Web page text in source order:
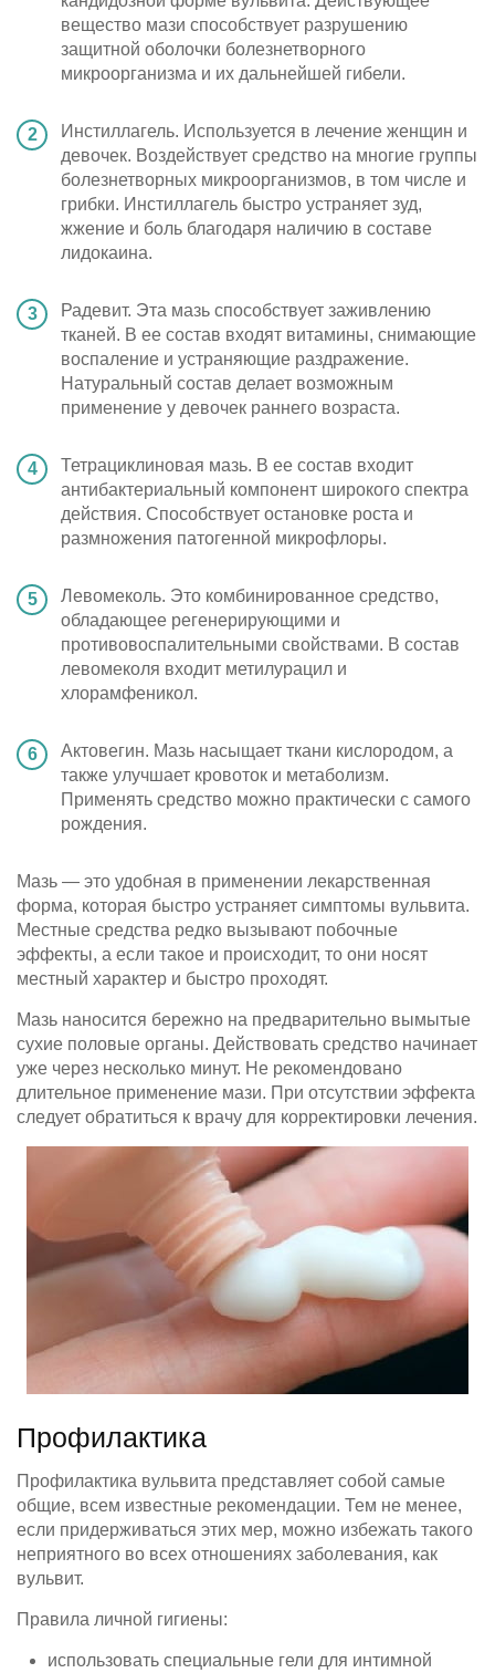
вещество мази способствует разрушению
защитной оболочки болезнетворного
микроорганизма и их дальнейшей гибели.
Инстиллагель. Используется в лечение женщин и
девочек. Воздействует средство на многие группы
болезнетворных микроорганизмов, в том числе и
грибки. Инстиллагель быстро устраняет зуд,
жжение и боль благодаря наличию в составе
лидокаина.
Радевит. Эта мазь способствует заживлению
тканей. В ее состав входят витамины, снимающие
воспаление и устраняющие раздражение.
Натуральный состав делает возможным
применение у девочек раннего возраста.
Тетрациклиновая мазь. В ее состав входит
антибактериальный компонент широкого спектра
действия. Способствует остановке роста и
размножения патогенной микрофлоры.
Левомеколь. Это комбинированное средство,
обладающее регенерирующими и
противовоспалительными свойствами. В состав
левомеколя входит метилурацил и
хлорамфеникол.
Актовегин. Мазь насыщает ткани кислородом, а
также улучшает кровоток и метаболизм.
Применять средство можно практически с самого
рождения.
Мазь — это удобная в применении лекарственная
форма, которая быстро устраняет симптомы вульвита.
Местные средства редко вызывают побочные
эффекты, а если такое и происходит, то они носят
местный характер и быстро проходят.
Мазь наносится бережно на предварительно вымытые
сухие половые органы. Действовать средство начинает
уже через несколько минут. Не рекомендовано
длительное применение мази. При отсутствии эффекта
следует обратиться к врачу для корректировки лечения.
Профилактика
Профилактика вульвита представляет собой самые
общие, всем известные рекомендации. Тем не менее,
если придерживаться этих мер, можно избежать такого
неприятного во всех отношениях заболевания, как
вульвит.
Правила личной гигиены:
использовать специальные гели для интимной